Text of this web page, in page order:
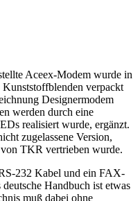
Aceex-Modem wurde in
verpackt
Designermodem
werden durch eine
realisiert wurde, ergänzt.
zugelassene Version,
TKR vertrieben wurde.
232 Kabel und ein FAX-
Handbuch ist etwas
muß dabei ohne